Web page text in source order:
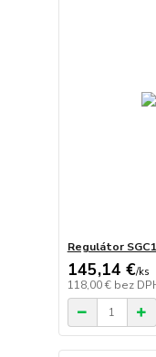
Regulátor
145,14 €/ks
118,00 € bez